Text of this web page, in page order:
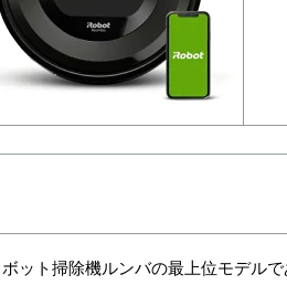
ット掃除機ルンバの最上位モデル